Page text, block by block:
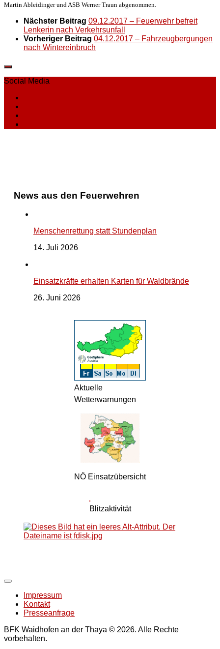
Martin Ableidinger und ASB Werner Traun abgenommen.
Nächster Beitrag 09.12.2017 – Feuerwehr befreit
Lenkerin nach Verkehrsunfall
Vorheriger Beitrag 04.12.2017 – Fahrzeugbergungen
nach Wintereinbruch
Social Media
News aus den Feuerwehren
Menschenrettung statt Stundenplan
14. Juli 2026
Einsatzkräfte erhalten Karten für Waldbrände
26. Juni 2026
Aktuelle
Wetterwarnungen
NÖ Einsatzübersicht
Blitzaktivität
Impressum
Kontakt
Presseanfrage
BFK Waidhofen an der Thaya © 2026. Alle Rechte
vorbehalten.